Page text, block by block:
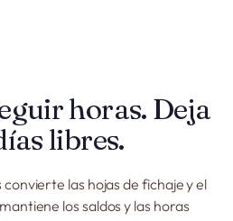
horas. Deja
libres.
convierte las hojas de fichaje y el
los saldos y las horas